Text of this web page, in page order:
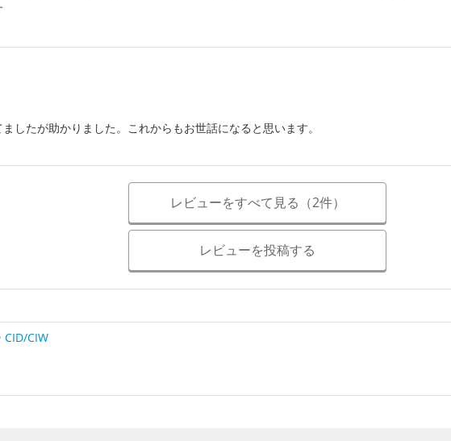
したが助かりました。これからもお世話になると思います。
レビューをすべて見る（2件）
レビューを投稿する
CID/CIW